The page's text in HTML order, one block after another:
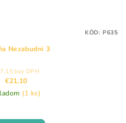
Nezabudni 3
bez DPH
€21,10
(1 ks)
KÓD: P635